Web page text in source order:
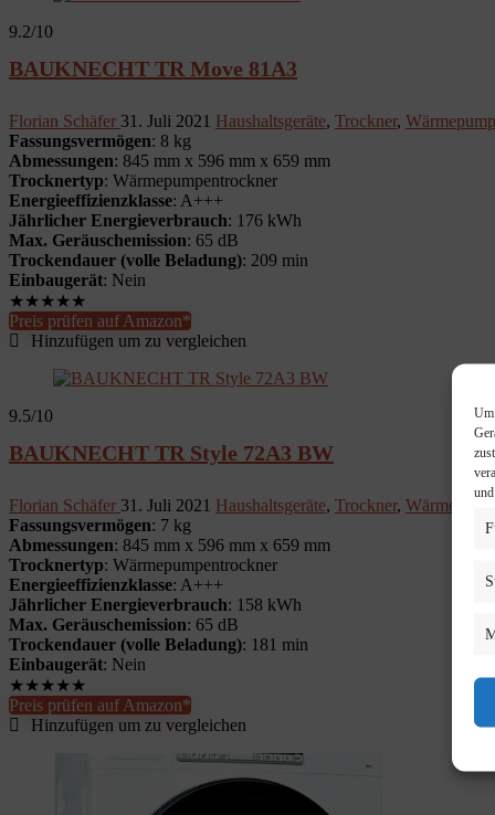
Um
9.2/10
BAUKNECHT TR Move 81A3
Florian Schäfer 31. Juli 2021 Haushaltsgeräte, Trockner,
Fassungsvermögen: 8 kg
Abmessungen: 845 mm x 596 mm x 659 mm
Trocknertyp: Wärmepumpentrockner
Energieeffizienzklasse: A+++
Jährlicher Energieverbrauch: 176 kWh
Max. Geräuschemission: 65 dB
Trockendauer (volle Beladung): 209 min
Einbaugerät: Nein
★★★★★
Preis prüfen auf Amazon*
Hinzufügen um zu vergleichen
9.5/10
BAUKNECHT TR Style 72A3 BW
Florian Schäfer 31. Juli 2021 Haushaltsgeräte, Trockner,
Fassungsvermögen: 7 kg
Abmessungen: 845 mm x 596 mm x 659 mm
Trocknertyp: Wärmepumpentrockner
Energieeffizienzklasse: A+++
Jährlicher Energieverbrauch: 158 kWh
Max. Geräuschemission: 65 dB
Trockendauer (volle Beladung): 181 min
Einbaugerät: Nein
★★★★★
Preis prüfen auf Amazon*
Hinzufügen um zu vergleichen